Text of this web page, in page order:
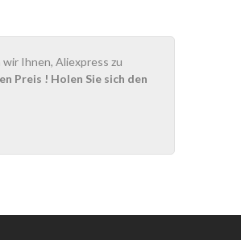
Ihnen, Aliexpress zu
Preis ! Holen Sie sich den